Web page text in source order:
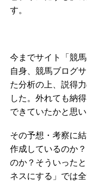
す。
今までサイト「競
自身、競馬ブログ
た分析の上、説得
した。外れても納
できていたかと思い
その予想・考察に
作成しているのか
のか？そういった
ネスにする」では